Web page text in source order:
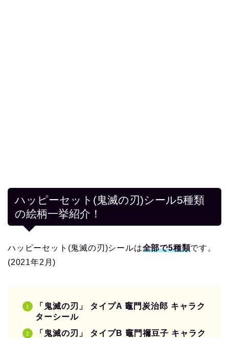
ハッピーセット(鬼滅の刃)シール5種類
の絵柄一挙紹介！
ハッピーセット(鬼滅の刃)シールは全部で5種類です。
(2021年2月)
「鬼滅の刃」 タイプA 竈門炭治郎 キャラク
ターシール
「鬼滅の刃」 タイプB 竈門禰豆子 キャラク